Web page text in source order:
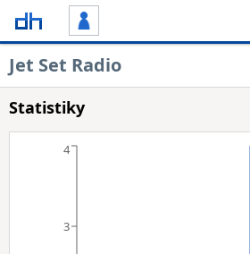
Jet Set Radio
Statistiky
3
4